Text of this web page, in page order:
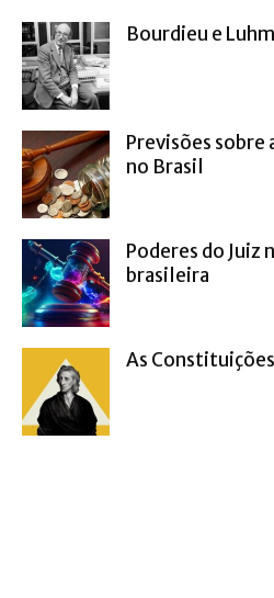
Bourdieu e
Previsões sobre
no Brasil
Poderes do Juiz
brasileira
As